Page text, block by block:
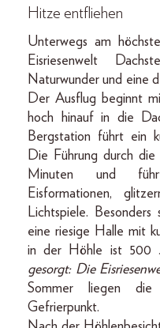
Hitze entfliehen
Unterwegs am
Eisriesenwelt
Naturwunder und eine
Der Ausflug beginnt
hoch hinauf in die
Bergstation führt ein
Die Führung durch
Minuten und
Eisformationen,
Lichtspiele. Besonders
eine riesige Halle mit
in der Höhle ist 500
gesorgt: Die
Sommer liegen die
Gefrierpunkt.